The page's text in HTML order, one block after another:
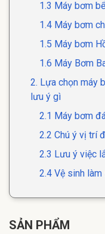
1.3 Máy bơm
1.4 Máy bơm
1.5 Máy bơm
1.6 Máy Bơm
2. Lựa chọn máy
lưu ý gì
2.1 Máy bơm
2.2 Chú ý vị trí
2.3 Lưu ý việc
2.4 Vệ sinh
SẢN PHẨM